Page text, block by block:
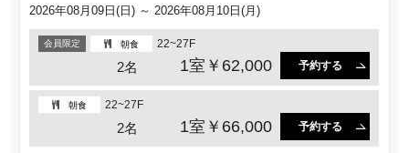
2026年08月09日(日) ～ 2026年08月10日(月)
会員限定 朝食 22~27F
2名 1室￥62,000 予約する
朝食 22~27F
2名 1室￥66,000 予約する